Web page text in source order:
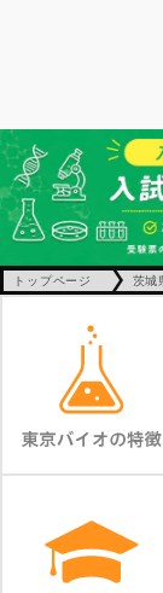
トップページ 茨城